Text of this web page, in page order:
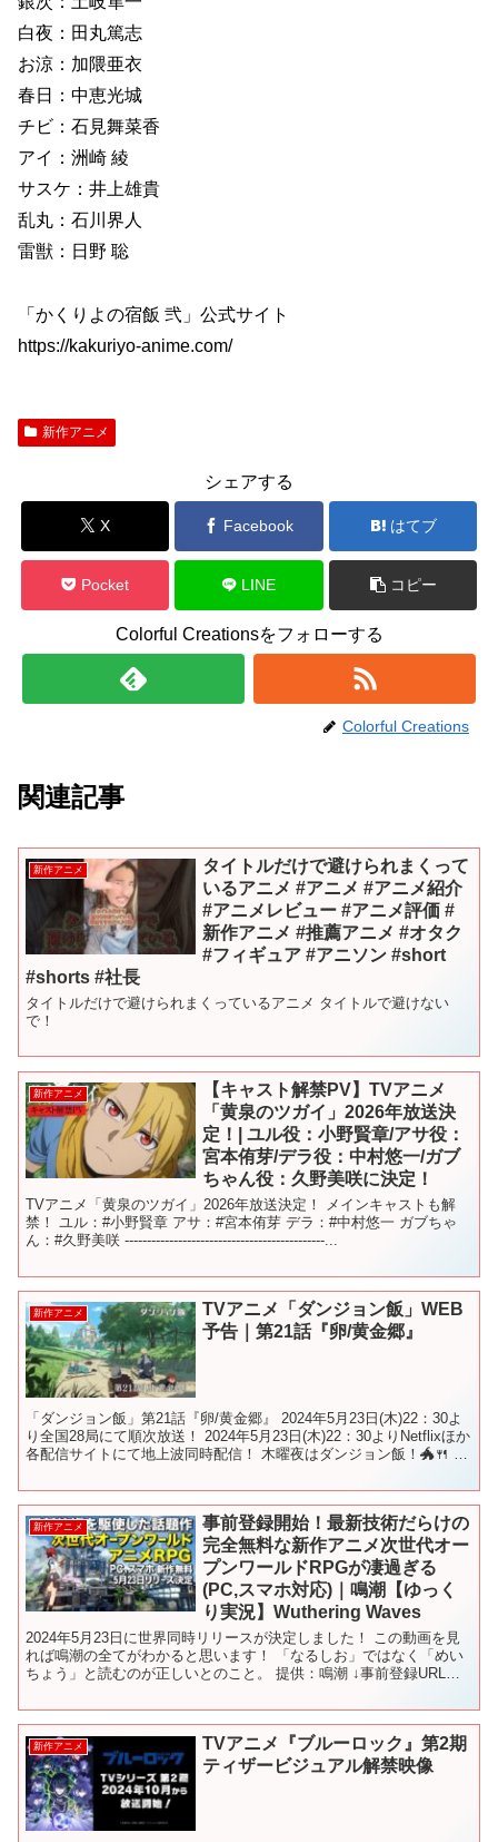
白夜：田丸篤志
お涼：加隈亜衣
春日：中恵光城
チビ：石見舞菜香
アイ：洲崎 綾
サスケ：井上雄貴
乱丸：石川界人
雷獣：日野 聡
「かくりよの宿飯 弐」公式サイト
https://kakuriyo-anime.com/
新作アニメ
シェアする
X Facebook はてブ
Pocket LINE コピー
Colorful Creationsをフォローする
Colorful Creations
関連記事
新作アニメ
タイトルだけで避けられまくって
いるアニメ #アニメ #アニメ紹介
#アニメレビュー #アニメ評価 #
新作アニメ #推薦アニメ #オタク
#フィギュア #アニソン #short
#shorts #社長
タイトルだけで避けられまくっているアニメ タイトルで避けない
で！
新作アニメ
【キャスト解禁PV】TVアニメ
「黄泉のツガイ」2026年放送決
定！| ユル役：小野賢章/アサ役：
宮本侑芽/デラ役：中村悠一/ガブ
ちゃん役：久野美咲に決定！
TVアニメ「黄泉のツガイ」2026年放送決定！ メインキャストも解
禁！ ユル：#小野賢章 アサ：#宮本侑芽 デラ：#中村悠一 ガブちゃ
ん：#久野美咲 ---------------------------------------------...
新作アニメ
TVアニメ「ダンジョン飯」WEB
予告｜第21話『卵/黄金郷』
「ダンジョン飯」第21話『卵/黄金郷』 2024年5月23日(木)22：30よ
り全国28局にて順次放送！ 2024年5月23日(木)22：30よりNetflixほか
各配信サイトにて地上波同時配信！ 木曜夜はダンジョン飯！🐲🍴 最
新作アニメ
事前登録開始！最新技術だらけの
完全無料な新作アニメ次世代オー
プンワールドRPGが凄過ぎる
(PC,スマホ対応)｜鳴潮【ゆっく
り実況】Wuthering Waves
2024年5月23日に世界同時リリースが決定しました！ この動画を見
れば鳴潮の全てがわかると思います！ 「なるしお」ではなく「めい
ちょう」と読むのが正しいとのこと。 提供：鳴潮 ↓事前登録URLは
新作アニメ
TVアニメ『ブルーロック』第2期
ティザービジュアル解禁映像